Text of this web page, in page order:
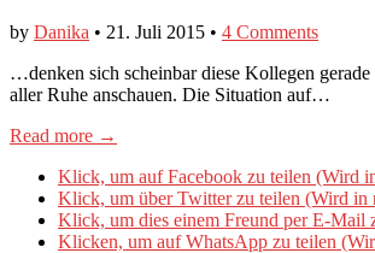
by Danika • 21. Juli 2015 • 4 Comments
…denken sich scheinbar diese Kollegen
aller Ruhe anschauen. Die Situation auf…
Read more →
Klick, um auf Facebook zu teilen (Wird
Klick, um über Twitter zu teilen (Wird in
Klick, um dies einem Freund per E-Mail
Klicken, um auf WhatsApp zu teilen